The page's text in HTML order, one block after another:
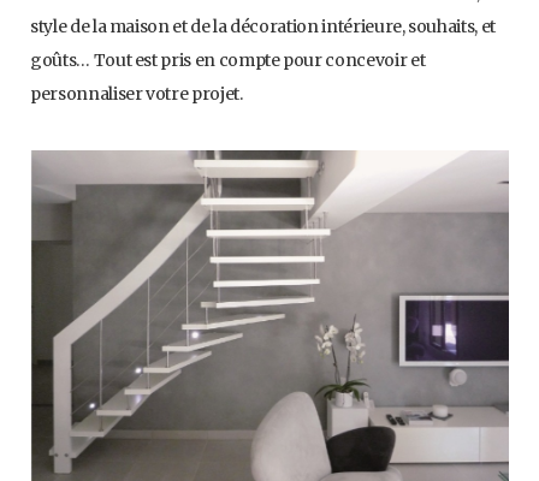
style de la maison et de la décoration intérieure, souhaits, et
goûts… Tout est pris en compte pour concevoir et
personnaliser votre projet.